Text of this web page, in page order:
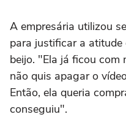
A empresária utilizou
para justificar a
beijo. "Ela já ficou com
não quis apagar o
Então, ela queria
conseguiu".